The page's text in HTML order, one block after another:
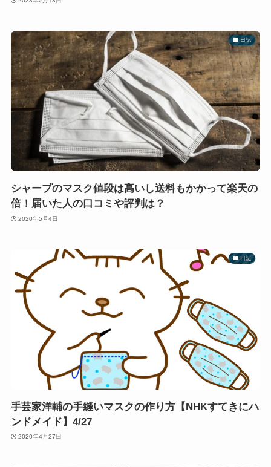
日記
シャープのマスク値段は高いし送料もかかって楽天の
倍！届いた人の口コミや評判は？
2020年5月4日
日記
手芸家洋輔の手縫いマスクの作り方【NHKすてきにハ
ンドメイド】4/27
2020年4月27日